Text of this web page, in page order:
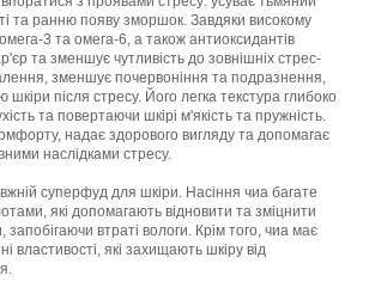
та ранню появу зморшок. Завдяки високому
3 та омега-6, а також антиоксидантів
та зменшує чутливість до зовнішніх стрес-
зменшує почервоніння та подразнення,
після стресу. Його легка текстура глибоко
та повертаючи шкірі м'якість та пружність.
надає здорового вигляду та допомагає
наслідками стресу.
суперфуд для шкіри. Насіння чиа багате
які допомагають відновити та зміцнити
втраті вологи. Крім того, чиа має
властивості, які захищають шкіру від